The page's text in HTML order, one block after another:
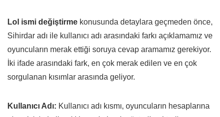
Lol ismi değiştirme konusunda detaylara geçmeden önce,
Sihirdar adı ile kullanıcı adı arasındaki farkı açıklamamız ve
oyuncuların merak ettiği soruya cevap aramamız gerekiyor.
İki ifade arasındaki fark, en çok merak edilen ve en çok
sorgulanan kısımlar arasında geliyor.
Kullanıcı Adı: Kullanıcı adı kısmı, oyuncuların hesaplarına